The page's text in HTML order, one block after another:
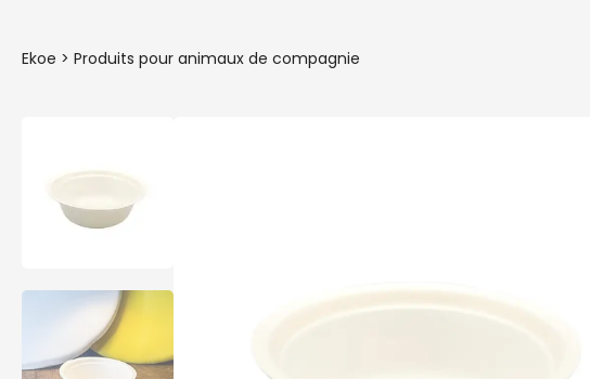
Ekoe > Produits pour animaux de compagnie